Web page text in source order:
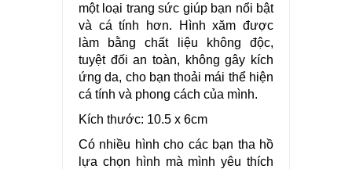
một loại trang sức giúp bạn nổi bật
và cá tính hơn. Hình xăm được
làm bằng chất liệu không độc,
tuyệt đối an toàn, không gây kích
ứng da, cho bạn thoải mái thể hiện
cá tính và phong cách của mình.
Kích thước: 10.5 x 6cm
Có nhiều hình cho các bạn tha hồ
lựa chọn hình mà mình yêu thích